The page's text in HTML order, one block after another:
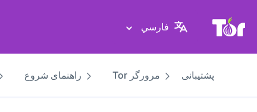
پایگاه وب پروژهٔ تور
فارسي
پشتیبانی مرورگر Tor راهنمای شروع